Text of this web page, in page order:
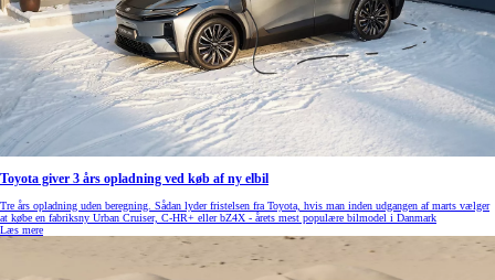
Toyota giver 3 års opladning ved køb af ny elbil
Tre års opladning uden beregning. Sådan lyder fristelsen fra Toyota, hvis man inden udgangen af marts vælger
at købe en fabriksny Urban Cruiser, C-HR+ eller bZ4X - årets mest populære bilmodel i Danmark
Læs mere